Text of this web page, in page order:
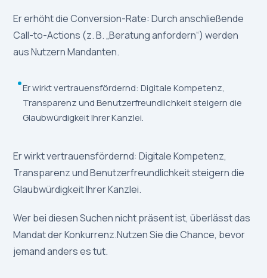
Er erhöht die Conversion-Rate: Durch anschließende
Call-to-Actions (z. B. „Beratung anfordern“) werden
aus Nutzern Mandanten.
Er wirkt vertrauensfördernd: Digitale Kompetenz,
Transparenz und Benutzerfreundlichkeit steigern die
Glaubwürdigkeit Ihrer Kanzlei.
Er wirkt vertrauensfördernd: Digitale Kompetenz,
Transparenz und Benutzerfreundlichkeit steigern die
Glaubwürdigkeit Ihrer Kanzlei.
Wer bei diesen Suchen nicht präsent ist, überlässt das
Mandat der Konkurrenz.Nutzen Sie die Chance, bevor
jemand anders es tut.